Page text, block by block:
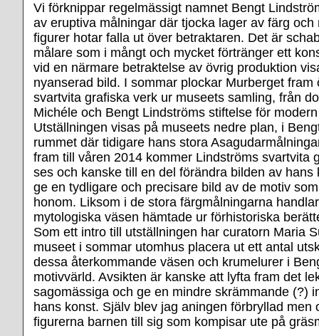
Vi förknippar regelmässigt namnet Bengt
av eruptiva målningar där tjocka lager av färg och
figurer hotar falla ut över betraktaren. Det är
målare som i mångt och mycket förtränger ett
vid en närmare betraktelse av övrig produktion
nyanserad bild. I sommar plockar Murberget fram
svartvita grafiska verk ur museets samling, från
Michéle och Bengt Lindströms stiftelse för
Utställningen visas på museets nedre plan, i
rummet där tidigare hans stora
fram till våren 2014 kommer Lindströms svartvita
ses och kanske till en del förändra bilden av hans
ge en tydligare och precisare bild av de motiv
honom. Liksom i de stora färgmålningarna
mytologiska väsen hämtade ur förhistoriska
Som ett intro till utställningen har curatorn Maria
museet i sommar utomhus placera ut ett antal
dessa återkommande väsen och krumelurer i
motivvärld. Avsikten är kanske att lyfta fram det
sagomässiga och ge en mindre skrämmande (?)
hans konst. Själv blev jag aningen förbryllad men
figurerna barnen till sig som kompisar ute på